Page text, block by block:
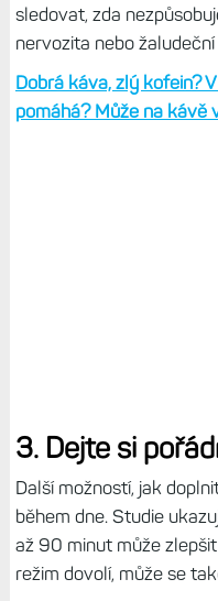
sledovat, zda
nervozita nebo
Dobrá káva, zlý kofein?
pomáhá? Může na kávě
3. Dejte si
Další možností, jak
během dne. Studie
až 90 minut může
režim dovolí, může se